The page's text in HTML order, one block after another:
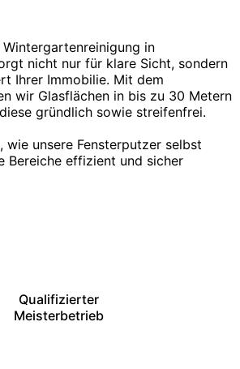
in
nicht nur für klare Sicht, sondern
Ihrer Immobilie. Mit dem
wir Glasflächen in bis zu 30 Metern
gründlich sowie streifenfrei.
wie unsere Fensterputzer selbst
Bereiche effizient und sicher
Qualifizierter
Meisterbetrieb